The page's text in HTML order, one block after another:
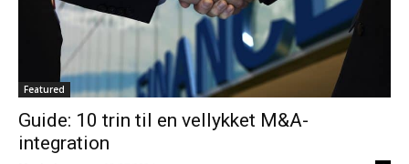
Featured
Guide: 10 trin til en vellykket M&A-
integration